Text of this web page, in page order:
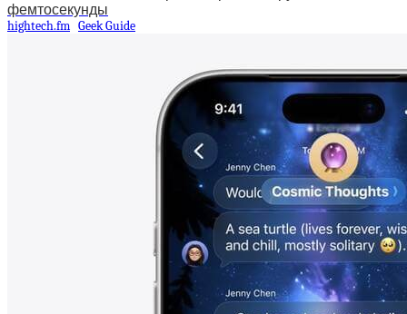
фемтосекунды
hightech.fm Geek Guide